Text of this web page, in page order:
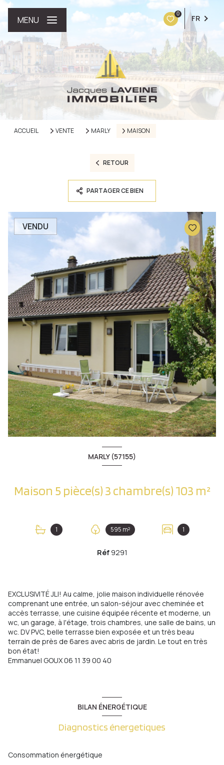
0 FR
MENU
ACCUEIL VENTE MARLY MAISON
RETOUR
PARTAGER CE BIEN
VENDU
MARLY (57155)
Maison 5 pièce(s) 3 chambre(s) 103 m²
1 595 m² 1
Réf 9291
EXCLUSIVITÉ JLI! Au calme, jolie maison individuelle rénovée
comprenant une entrée, un salon-séjour avec cheminée et
accès terrasse, une cuisine équipée récente et moderne, un
wc, un garage, à l'étage, trois chambres, une salle de bains, un
wc. DV PVC, belle terrasse bien exposée et un très beau
terrain de près de 6ares avec abris de jardin. Le tout en très
bon état!
Emmanuel GOUX 06 11 39 00 40
BILAN ÉNERGÉTIQUE
Diagnostics énergetiques
Consommation énergétique